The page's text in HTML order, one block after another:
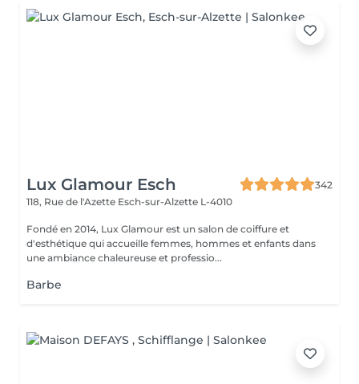
Lux Glamour Esch
342
118, Rue de l'Azette Esch-sur-Alzette L-4010
Fondé en 2014, Lux Glamour est un salon de coiffure et
d'esthétique qui accueille femmes, hommes et enfants dans
une ambiance chaleureuse et professio...
Barbe